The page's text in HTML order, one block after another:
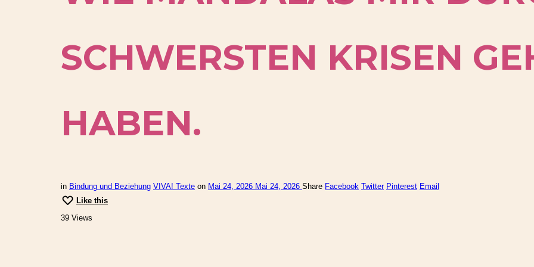
SCHWERSTEN KRISEN
HABEN.
in Bindung und Beziehung VIVA! Texte on Mai 24, 2026 Mai 24, 2026 Share Facebook Twitter Pinterest Email
Like this
39 Views